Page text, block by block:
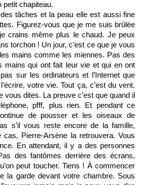
petit chapiteau.
tâches et la peau elle est aussi fine
Figurez-vous que je me suis brûlée
crains même plus le chaud. Je peux
torchon ! Un jour, c’est ce que je vous
mains comme les miennes. Pas des
mains qui ont fait leur vie et qui en ont
sur les ordinateurs et l’Internet que
votre vie. Tout ça, c’est du vent.
vous dites. La preuve c’est que quand il
pfff, plus rien. Et pendant ce
de pousser et les oiseaux de
s’il vous reste encore de la famille,
cas, Pierre-Arsène la retrouvera. Vous
En attendant, il y a des personnes
des fantômes derrière des écrans,
peut toucher. Tiens ! À commencer
la garde devant votre chambre. Sous